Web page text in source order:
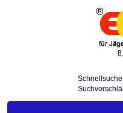
Schnellsuche